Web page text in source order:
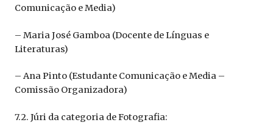
Comunicação e Media)
– Maria José Gamboa (Docente de Línguas e
Literaturas)
– Ana Pinto (Estudante Comunicação e Media –
Comissão Organizadora)
7.2. Júri da categoria de Fotografia: